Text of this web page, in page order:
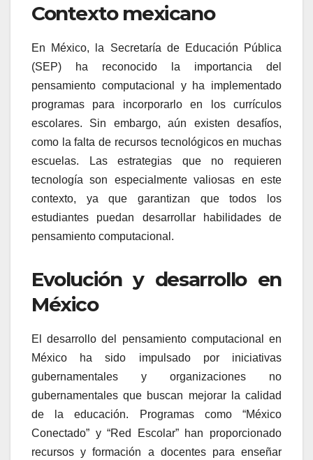
Contexto mexicano
En México, la Secretaría de Educación Pública
(SEP) ha reconocido la importancia del
pensamiento computacional y ha implementado
programas para incorporarlo en los currículos
escolares. Sin embargo, aún existen desafíos,
como la falta de recursos tecnológicos en muchas
escuelas. Las estrategias que no requieren
tecnología son especialmente valiosas en este
contexto, ya que garantizan que todos los
estudiantes puedan desarrollar habilidades de
pensamiento computacional.
Evolución y desarrollo en
México
El desarrollo del pensamiento computacional en
México ha sido impulsado por iniciativas
gubernamentales y organizaciones no
gubernamentales que buscan mejorar la calidad
de la educación. Programas como “México
Conectado” y “Red Escolar” han proporcionado
recursos y formación a docentes para enseñar